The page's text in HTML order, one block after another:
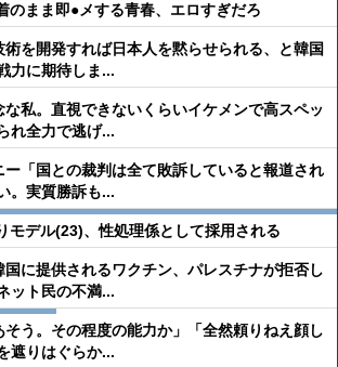
のまま即●︎メする青春、エロすぎだろ
術を開発すれば日本人を黙らせられる、と韓国
力に期待しま...
私。直視できないくらいイケメンで高スペッ
れ全力で逃げ...
ー「国との裁判は全て敗訴していると報道され
。実質勝訴も...
モデル(23)、性処理係として採用される
国に提供されるワクチン、パレスチナが拒否し
ット民の不満...
そう。その程度の能力か」「全然頼りねえ顔し
遮りはぐらか...